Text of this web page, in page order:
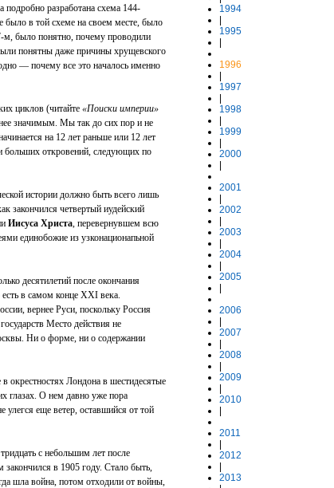
подробно разработана схема 144-
было в той схеме на своем месте, было
было понятно, почему проводили
понятны даже причины хрущевского
— почему все это началось именно
циклов (читайте «Поиски империи»
значимым. Мы так до сих пор и не
на 12 лет раньше или 12 лет
больших откровений, следующих по
истории должно быть всего лишь
закончился четвертый иудейский
Иисуса Христа, перевернувшем всю
единобожие из узконационапьной
десятилетий после окончания
есть в самом конце XXI века.
вернее Руси, поскольку Россия
Место действия не
Ни о форме, ни о содержании
окрестностях Лондона в шестидесятые
глазах. О нем давно уже пора
еще ветер, оставшийся от той
с небольшим лет после
в 1905 году. Стало быть,
шла война, потом отходили от войны,
1994
1995
1996
1997
1998
1999
2000
2001
2002
2003
2004
2005
2006
2007
2008
2009
2010
2011
2012
2013